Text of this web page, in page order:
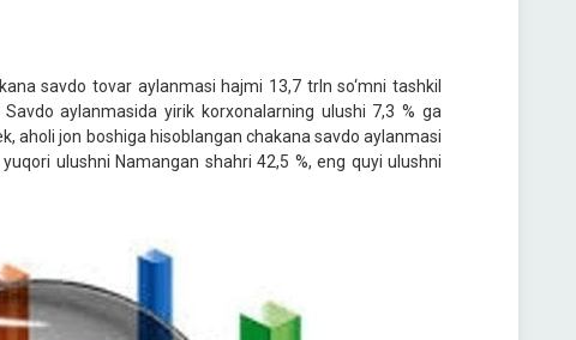
savdo tovar aylanmasi hajmi 13,7 trln so‘mni tashkil
aylanmasida yirik korxonalarning ulushi 7,3 % ga
aholi jon boshiga hisoblangan chakana savdo aylanmasi
ulushni Namangan shahri 42,5 %, eng quyi ulushni